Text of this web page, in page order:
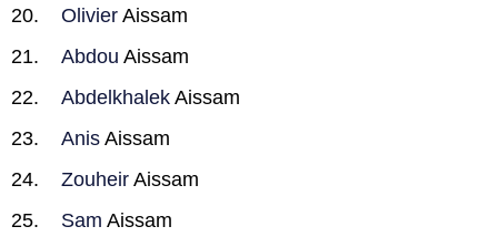
Olivier Aissam
Abdou Aissam
Abdelkhalek Aissam
Anis Aissam
Zouheir Aissam
Sam Aissam